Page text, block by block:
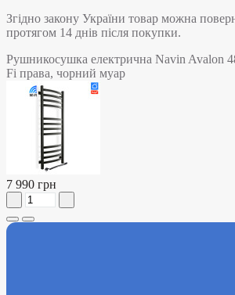
Згідно закону України товар можна
протягом 14 днів після покупки.
Рушникосушка електрична Navin Avalon
Fi права, чорний муар
7 990 грн